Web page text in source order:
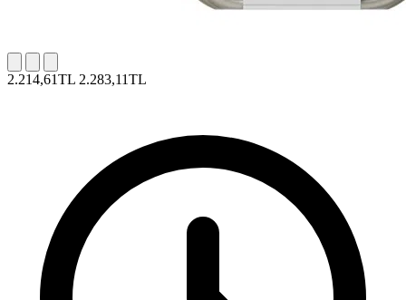
2.214,61TL 2.283,11TL